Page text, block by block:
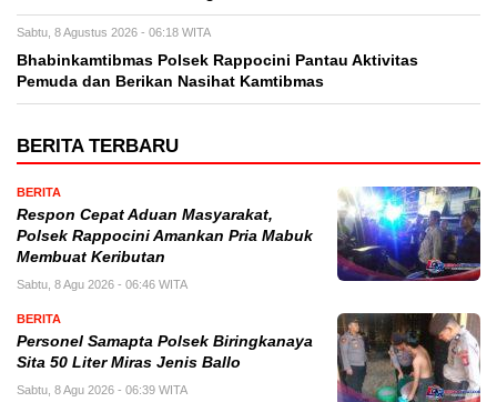
Sabtu, 8 Agustus 2026 - 06:18 WITA
Bhabinkamtibmas Polsek Rappocini Pantau Aktivitas
Pemuda dan Berikan Nasihat Kamtibmas
BERITA TERBARU
BERITA
Respon Cepat Aduan Masyarakat,
Polsek Rappocini Amankan Pria Mabuk
Membuat Keributan
Sabtu, 8 Agu 2026 - 06:46 WITA
BERITA
Personel Samapta Polsek Biringkanaya
Sita 50 Liter Miras Jenis Ballo
Sabtu, 8 Agu 2026 - 06:39 WITA